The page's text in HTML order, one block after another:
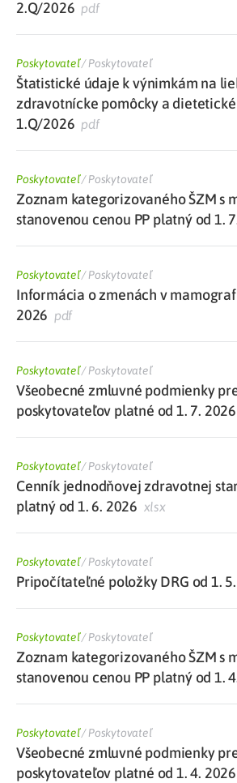
2.Q/2026 pdf
Poskytovateľ/Poskytovateľ
Štatistické údaje k výnimkám na
zdravotnícke pomôcky a
1.Q/2026 pdf
Poskytovateľ/Poskytovateľ
Zoznam kategorizovaného ŠZM s
stanovenou cenou PP platný od 1.
Poskytovateľ/Poskytovateľ
Informácia o zmenách v
2026 pdf
Poskytovateľ/Poskytovateľ
Všeobecné zmluvné podmienky
poskytovateľov platné od 1. 7. 2026
Poskytovateľ/Poskytovateľ
Cenník jednodňovej zdravotnej
platný od 1. 6. 2026 xlsx
Poskytovateľ/Poskytovateľ
Pripočítateľné položky DRG od 1.
Poskytovateľ/Poskytovateľ
Zoznam kategorizovaného ŠZM s
stanovenou cenou PP platný od 1.
Poskytovateľ/Poskytovateľ
Všeobecné zmluvné podmienky
poskytovateľov platné od 1. 4. 2026